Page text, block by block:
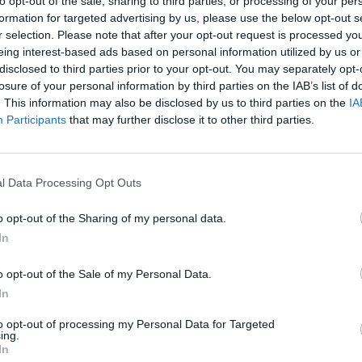
for targeted advertising by us, please use the below opt-out
selection. Please note that after your opt-out request is processed
interest-based ads based on personal information utilized by us
to third parties prior to your opt-out. You may separately
of your personal information by third parties on the IAB’s list of
This information may also be disclosed by us to third parties on the
Participants that may further disclose it to other third parties.
Data Processing Opt Outs
opt-out of the Sharing of my personal data.
opt-out of the Sale of my Personal Data.
opt-out of processing my Personal Data for Targeted
10.07.2013 - 11:01
har stort sett alle som en passert Lyngør på
har det ligget et gammelt nedlagt fiskemottak i
for båtfolket. En stor, helt ny småbåthavn
samt storkiosk med skjenkebevilling er på plass.
ordfører Jan Dukene det flotte nye nye anlegget med
Båtfolket tilbys 48 timers gratis bryggeligge i